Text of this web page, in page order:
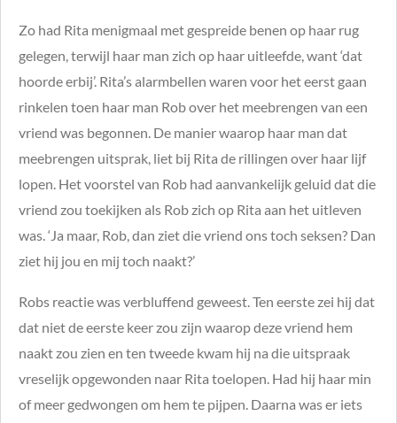
Zo had Rita menigmaal met gespreide benen op haar rug
gelegen, terwijl haar man zich op haar uitleefde, want ‘dat
hoorde erbij’. Rita’s alarmbellen waren voor het eerst gaan
rinkelen toen haar man Rob over het meebrengen van een
vriend was begonnen. De manier waarop haar man dat
meebrengen uitsprak, liet bij Rita de rillingen over haar lijf
lopen. Het voorstel van Rob had aanvankelijk geluid dat die
vriend zou toekijken als Rob zich op Rita aan het uitleven
was. ‘Ja maar, Rob, dan ziet die vriend ons toch seksen? Dan
ziet hij jou en mij toch naakt?’
Robs reactie was verbluffend geweest. Ten eerste zei hij dat
dat niet de eerste keer zou zijn waarop deze vriend hem
naakt zou zien en ten tweede kwam hij na die uitspraak
vreselijk opgewonden naar Rita toelopen. Had hij haar min
of meer gedwongen om hem te pijpen. Daarna was er iets